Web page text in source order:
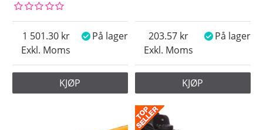
Exkl. Moms
1 501.30 På lager
KJØP
Exkl. Moms
203.57 På lager
KJØP